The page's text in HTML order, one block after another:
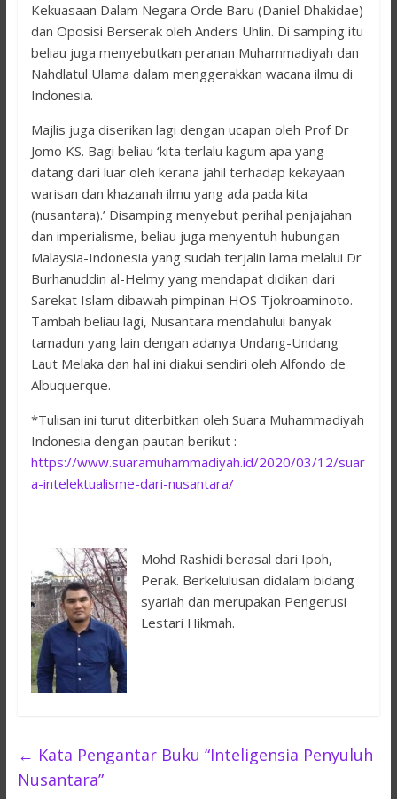
Kekuasaan Dalam Negara Orde Baru (Daniel Dhakidae)
dan Oposisi Berserak oleh Anders Uhlin. Di samping itu
beliau juga menyebutkan peranan Muhammadiyah dan
Nahdlatul Ulama dalam menggerakkan wacana ilmu di
Indonesia.
Majlis juga diserikan lagi dengan ucapan oleh Prof Dr
Jomo KS. Bagi beliau ‘kita terlalu kagum apa yang
datang dari luar oleh kerana jahil terhadap kekayaan
warisan dan khazanah ilmu yang ada pada kita
(nusantara).’ Disamping menyebut perihal penjajahan
dan imperialisme, beliau juga menyentuh hubungan
Malaysia-Indonesia yang sudah terjalin lama melalui Dr
Burhanuddin al-Helmy yang mendapat didikan dari
Sarekat Islam dibawah pimpinan HOS Tjokroaminoto.
Tambah beliau lagi, Nusantara mendahului banyak
tamadun yang lain dengan adanya Undang-Undang
Laut Melaka dan hal ini diakui sendiri oleh Alfondo de
Albuquerque.
*Tulisan ini turut diterbitkan oleh Suara Muhammadiyah
Indonesia dengan pautan berikut :
https://www.suaramuhammadiyah.id/2020/03/12/suar
a-intelektualisme-dari-nusantara/
Mohd Rashidi berasal dari Ipoh,
Perak. Berkelulusan didalam bidang
syariah dan merupakan Pengerusi
Lestari Hikmah.
← Kata Pengantar Buku “Inteligensia Penyuluh
Nusantara”